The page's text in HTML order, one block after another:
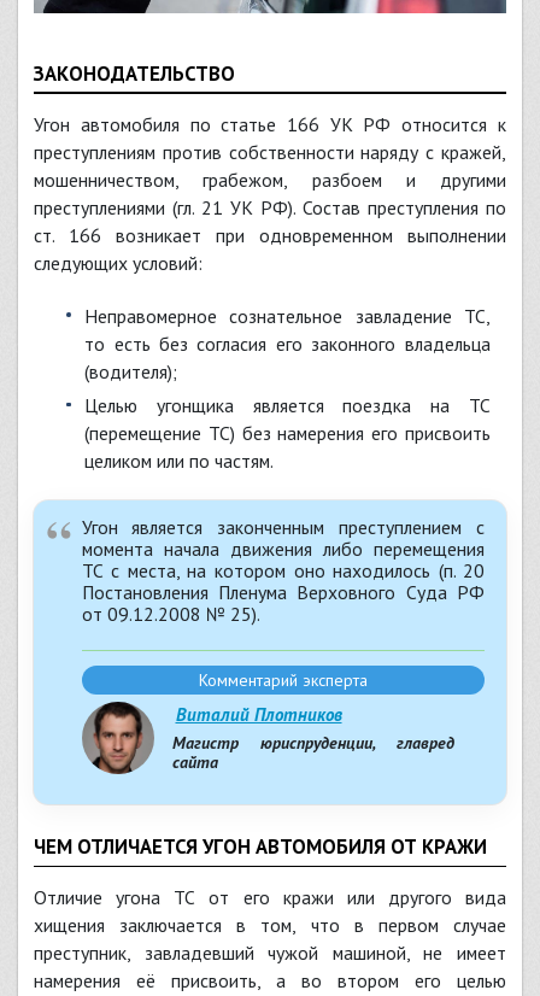
ЗАКОНОДАТЕЛЬСТВО
Угон автомобиля по статье 166 УК РФ относится к
преступлениям против собственности наряду с кражей,
мошенничеством, грабежом, разбоем и другими
преступлениями (гл. 21 УК РФ). Состав преступления по
ст. 166 возникает при одновременном выполнении
следующих условий:
неправомерное сознательное завладение ТС,
то есть без согласия его законного владельца
(водителя);
целью угонщика является поездка на ТС
(перемещение ТС) без намерения его присвоить
целиком или по частям.
Угон является законченным преступлением с
момента начала движения либо перемещения
ТС с места, на котором оно находилось (п. 20
Постановления Пленума Верховного Суда РФ
от 09.12.2008 № 25).
Виталий Плотников
Магистр юриспруденции, главред
сайта
Комментарий эксперта
ЧЕМ ОТЛИЧАЕТСЯ УГОН АВТОМОБИЛЯ ОТ КРАЖИ
Отличие угона ТС от его кражи или другого вида
хищения заключается в том, что в первом случае
преступник, завладевший чужой машиной, не имеет
намерения её присвоить, а во втором его целью